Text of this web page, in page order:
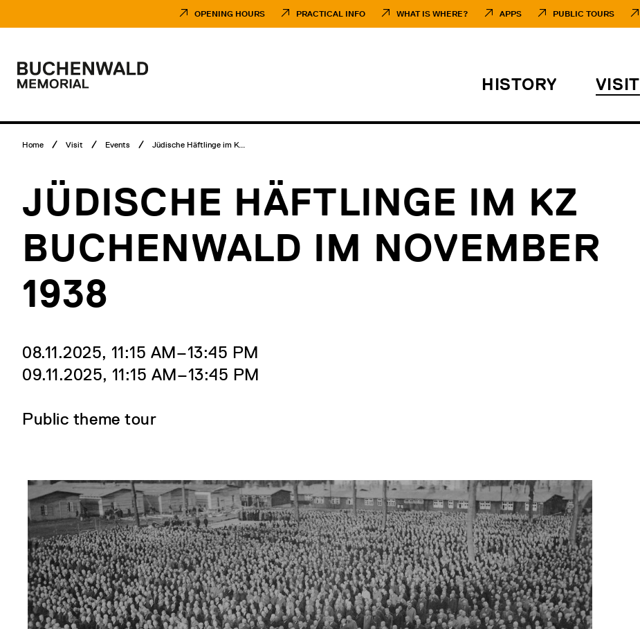
content
OPENING HOURS PRACTICAL INFO WHAT IS WHERE? APPS PUBLIC TOURS
Main
Logo
Buchenwald
HISTORY VISIT
Breadcrumb
Home Visit Events Jüdische Häftlinge im K...
JÜDISCHE HÄFTLINGE IM KZ
BUCHENWALD IM NOVEMBER
1938
08.11.2025, 11:15 AM‒13:45 PM
09.11.2025, 11:15 AM‒13:45 PM
Public theme tour